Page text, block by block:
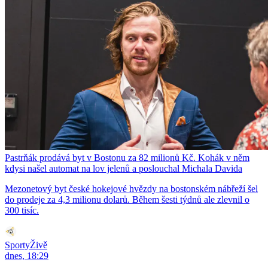
Pastrňák prodává byt v Bostonu za 82 milionů Kč. Kohák v něm
kdysi našel automat na lov jelenů a poslouchal Michala Davida
Mezonetový byt české hokejové hvězdy na bostonském nábřeží šel
do prodeje za 4,3 milionu dolarů. Během šesti týdnů ale zlevnil o
300 tisíc.
SportyŽivě
dnes, 18:29